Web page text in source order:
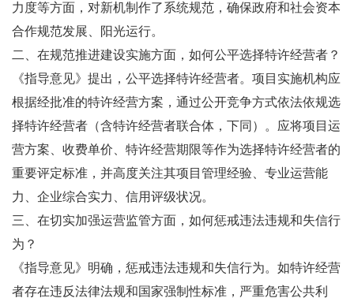
力度等方面，对新机制作了系统规范，确保政府和社会资本
合作规范发展、阳光运行。
二、在规范推进建设实施方面，如何公平选择特许经营者？
《指导意见》提出，公平选择特许经营者。项目实施机构应
根据经批准的特许经营方案，通过公开竞争方式依法依规选
择特许经营者（含特许经营者联合体，下同）。应将项目运
营方案、收费单价、特许经营期限等作为选择特许经营者的
重要评定标准，并高度关注其项目管理经验、专业运营能
力、企业综合实力、信用评级状况。
三、在切实加强运营监管方面，如何惩戒违法违规和失信行
为？
《指导意见》明确，惩戒违法违规和失信行为。如特许经营
者存在违反法律法规和国家强制性标准，严重危害公共利